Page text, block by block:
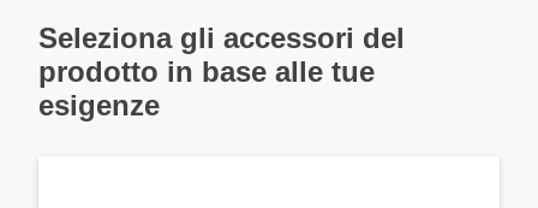
Seleziona gli accessori del
prodotto in base alle tue
esigenze